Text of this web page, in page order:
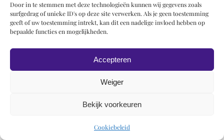
Door in te stemmen met deze technologieën kunnen wij gegevens zoals
surfgedrag of unieke ID's op deze site verwerken. Als je geen toestemming
geeft of uw toestemming intrekt, kan dit een nadelige invloed hebben op
bepaalde functies en mogelijkheden.
Accepteren
Weiger
Bekijk voorkeuren
Cookiebeleid